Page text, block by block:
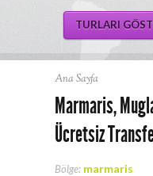
Ana Sayfa
Marmaris,
Ücretsiz
Bölge: marmaris